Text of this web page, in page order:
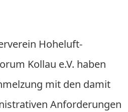
Hoheluft-
Kollau e.V. haben
mit den damit
Anforderungen